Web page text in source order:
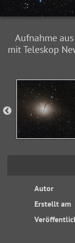
Aufnahme
mit Teleskop
Autor
Erstellt am